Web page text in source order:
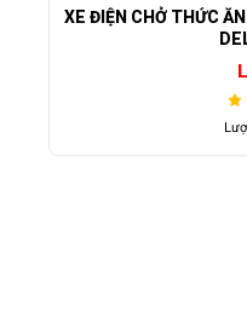
XE ĐIỆN CHỞ THỨC